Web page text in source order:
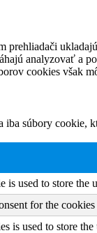
analyzovať a
cookies však
súbory cookie,
used to store
for the
used to store